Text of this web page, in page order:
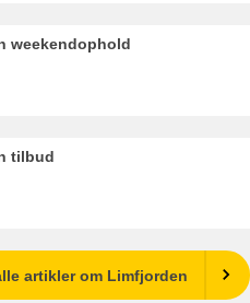
weekendophold
tilbud
artikler om Limfjorden